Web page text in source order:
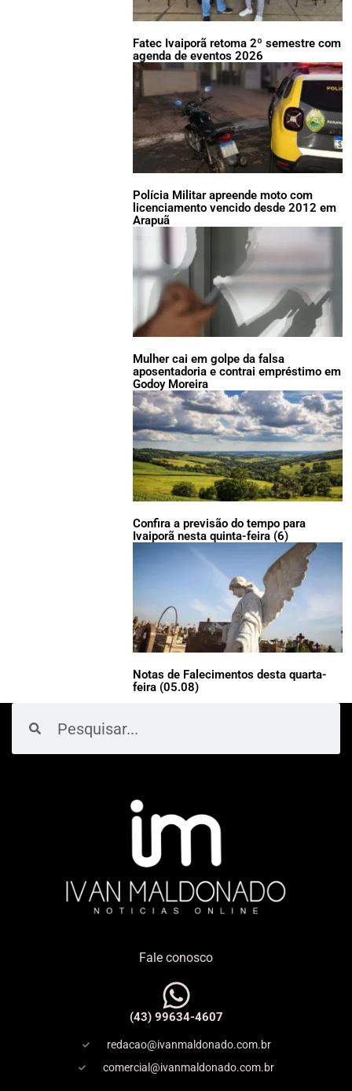
Fatec Ivaiporã retoma 2º semestre com
agenda de eventos 2026
Polícia Militar apreende moto com
licenciamento vencido desde 2012 em
Arapuã
Mulher cai em golpe da falsa
aposentadoria e contrai empréstimo em
Godoy Moreira
Confira a previsão do tempo para
Ivaiporã nesta quinta-feira (6)
Notas de Falecimentos desta quarta-
feira (05.08)
Fale conosco
(43) 99634-4607
redacao@ivanmaldonado.com.br
comercial@ivanmaldonado.com.br